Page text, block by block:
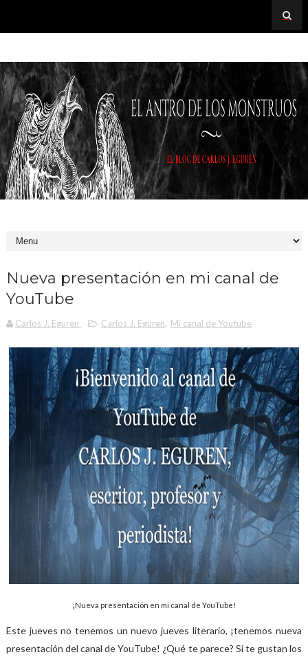
Nueva presentación en mi canal de
YouTube
Carlos J. Eguren Carlos J. Eguren, Mi canal de Youtube
¡Nueva presentación en mi canal de YouTube!
Este jueves no tenemos un nuevo jueves literario, ¡tenemos nueva
presentación del canal de YouTube! ¿Qué te parece? Si te gustan los